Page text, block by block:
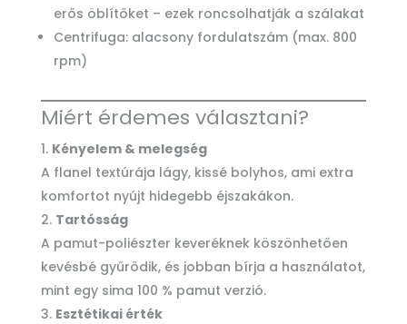
erős öblítőket – ezek roncsolhatják a szálakat
Centrifuga: alacsony fordulatszám (max. 800
rpm)
Miért érdemes választani?
Kényelem & melegség
A flanel textúrája lágy, kissé bolyhos, ami extra
komfortot nyújt hidegebb éjszakákon.
Tartósság
A pamut-poliészter keveréknek köszönhetően
kevésbé gyűrődik, és jobban bírja a használatot,
mint egy sima 100 % pamut verzió.
Esztétikai érték